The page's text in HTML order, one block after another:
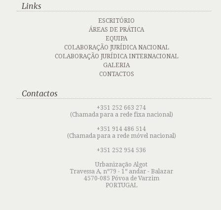
Links
ESCRITÓRIO
ÁREAS DE PRÁTICA
EQUIPA
COLABORAÇÃO JURÍDICA NACIONAL
COLABORAÇÃO JURÍDICA INTERNACIONAL
GALERIA
CONTACTOS
Contactos
+351 252 663 274
(Chamada para a rede fixa nacional)
+351 914 486 514
(Chamada para a rede móvel nacional)
+351 252 954 536
Urbanização Algot
Travessa A, nº79 - 1º andar - Balazar
4570-085 Póvoa de Varzim
PORTUGAL